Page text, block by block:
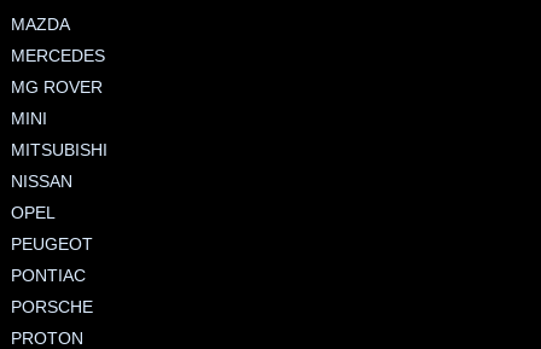
MAZDA
MERCEDES
MG ROVER
MINI
MITSUBISHI
NISSAN
OPEL
PEUGEOT
PONTIAC
PORSCHE
PROTON